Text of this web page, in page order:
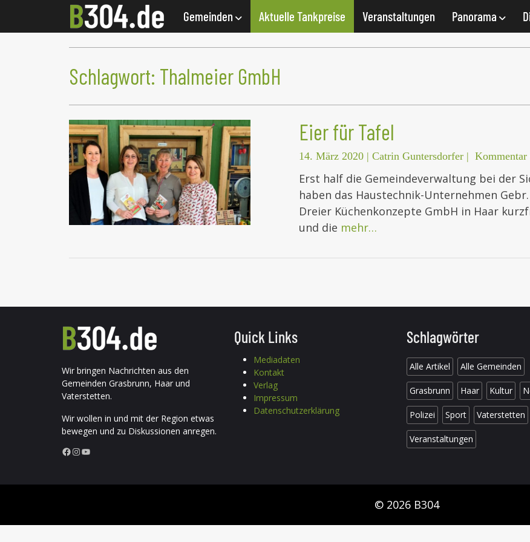
Gemeinden Aktuelle Tankpreise Veranstaltungen Panorama
Schlagwort: Thalmeier GmbH
Eier für Tafel
14. März 2020 | Catrin Guntersdorfer | Kommentar
Erst half die Gemeindeverwaltung bei der
haben das Haustechnik-Unternehmen
Dreier Küchenkonzepte GmbH in Haar
und die mehr…
Wir bringen Nachrichten aus den
Gemeinden Grasbrunn, Haar und
Vaterstetten.
Wir wollen in und mit der Region etwas
bewegen und zu Diskussionen anregen.
Facebook InstagramYouTube
Quick Links
Mediadaten
Kontakt
Verlag
Impressum
Datenschutzerklärung
Schlagwörter
Alle Artikel Alle Gemeinden
Grasbrunn Haar Kultur
Polizei Sport Vaterstetten
Veranstaltungen
© 2026 B304